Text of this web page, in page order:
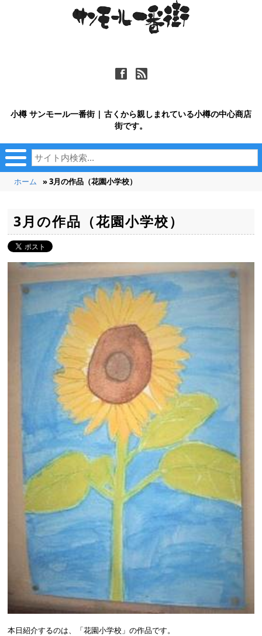
ä ñ
小樽 サンモール一番街 | 古くから親しまれている小樽の中心商店
街です。
ホーム » 3月の作品（花園小学校）
3月の作品（花園小学校）
本日紹介するのは、「花園小学校」の作品です。